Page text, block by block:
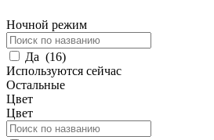
Ночной режим
Да (16)
Используются сейчас
Остальные
Цвет
Цвет